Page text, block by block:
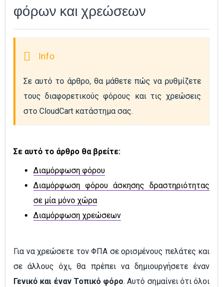
φόρων και χρεώσεων
Σε αυτό το άρθρο, θα μάθετε πώς να ρυθμίζετε
τους διαφορετικούς φόρους και τις χρεώσεις
στο CloudCart κατάστημα σας.
Σε αυτό το άρθρο θα βρείτε:
Διαμόρφωση φόρου
Διαμόρφωση φόρου άσκησης δραστηριότητας
σε μία μόνο χώρα
Διαμόρφωση χρεώσεων
Για να χρεώσετε τον ΦΠΑ σε ορισμένους πελάτες και
σε άλλους όχι, θα πρέπει να δημιουργήσετε έναν
Γενικό και έναν Τοπικό φόρο. Αυτό σημαίνει ότι όλοι